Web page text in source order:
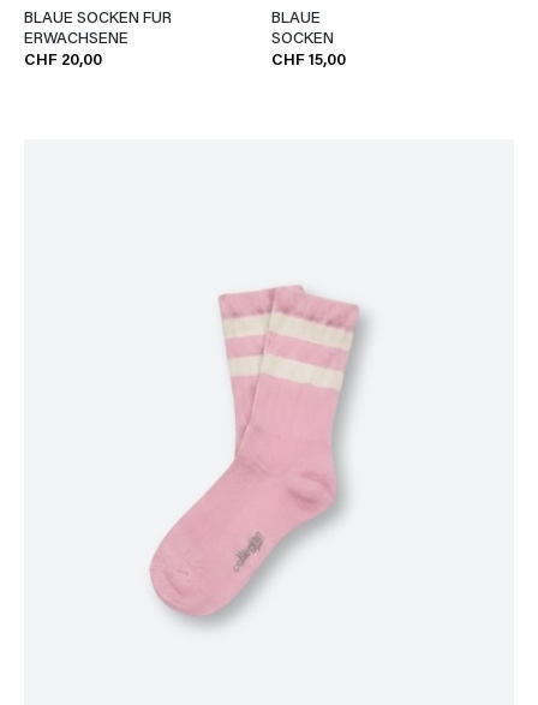
BLAUE SOCKEN FÜR
ERWACHSENE
CHF 20,00
BLAUE
SOCKEN
CHF 15,00